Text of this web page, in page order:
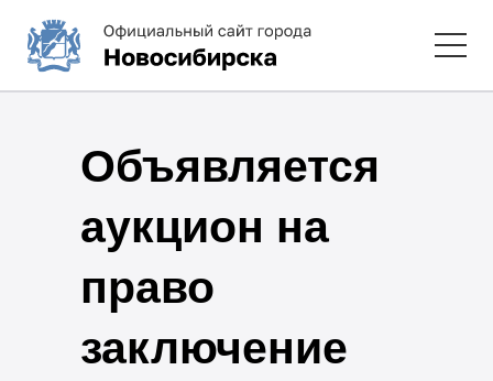
Объявляется
аукцион на
право
заключение